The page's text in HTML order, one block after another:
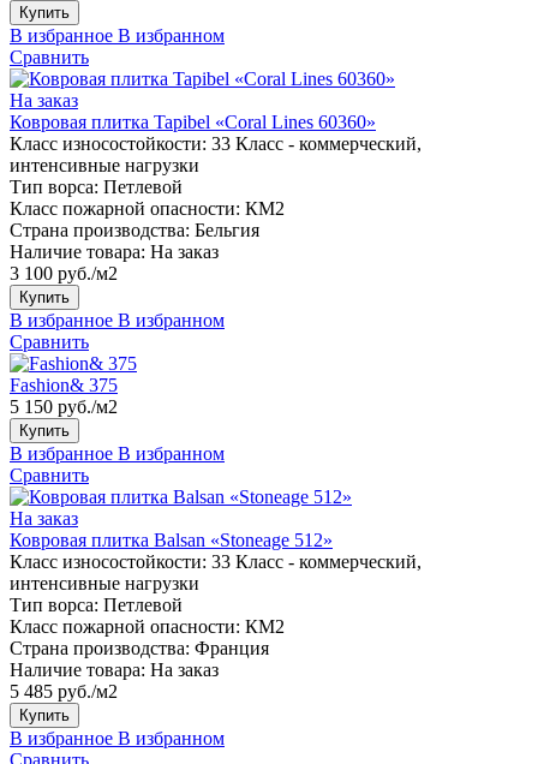
Купить
В избранное В избранном
Сравнить
На заказ
Ковровая плитка Tapibel «Coral Lines 60360»
Класс износостойкости: 33 Класс - коммерческий,
интенсивные нагрузки
Тип ворса: Петлевой
Класс пожарной опасности: КМ2
Страна производства: Бельгия
Наличие товара: На заказ
3 100 руб./м2
Купить
В избранное В избранном
Сравнить
Fashion& 375
5 150 руб./м2
Купить
В избранное В избранном
Сравнить
На заказ
Ковровая плитка Balsan «Stoneage 512»
Класс износостойкости: 33 Класс - коммерческий,
интенсивные нагрузки
Тип ворса: Петлевой
Класс пожарной опасности: КМ2
Страна производства: Франция
Наличие товара: На заказ
5 485 руб./м2
Купить
В избранное В избранном
Сравнить